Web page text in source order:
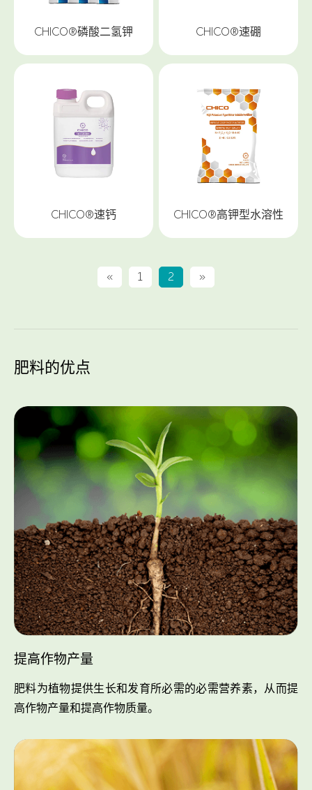
CHICO®磷酸二氢钾 CHICO®速硼
CHICO®速钙 CHICO®高钾型水溶性
« 1 2 »
肥料的优点
提高作物产量
肥料为植物提供生长和发育所必需的必需营养素，从而提
高作物产量和提高作物质量。